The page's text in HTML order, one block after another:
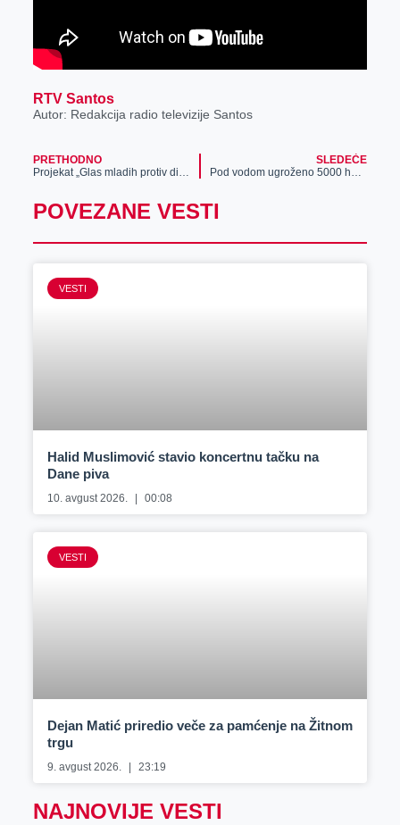
RTV Santos
Autor: Redakcija radio televizije Santos
PRETHODNO
Projekat „Glas mladih protiv diskriminacije“ u nekoliko škola u Srednjobanatskom okrugu
SLEDEĆE
Pod vodom ugroženo 5000 ha u srednjem Banatu, bageri potonuli pokušavajući da očiste kanale (video)
POVEZANE VESTI
VESTI
Halid Muslimović stavio koncertnu tačku na
Dane piva
10. avgust 2026. 00:08
VESTI
Dejan Matić priredio veče za pamćenje na Žitnom
trgu
9. avgust 2026. 23:19
NAJNOVIJE VESTI